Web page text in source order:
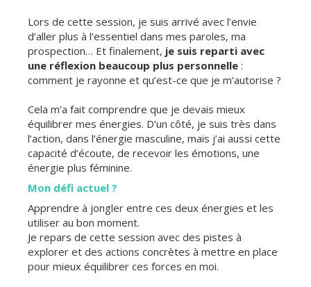
Lors de cette session, je suis arrivé avec l’envie
d’aller plus à l’essentiel dans mes paroles, ma
prospection… Et finalement, je suis reparti avec
une réflexion beaucoup plus personnelle :
comment je rayonne et qu’est-ce que je m’autorise ?
Cela m’a fait comprendre que je devais mieux
équilibrer mes énergies. D’un côté, je suis très dans
l’action, dans l’énergie masculine, mais j’ai aussi cette
capacité d’écoute, de recevoir les émotions, une
énergie plus féminine.
Mon défi actuel ?
Apprendre à jongler entre ces deux énergies et les
utiliser au bon moment.
Je repars de cette session avec des pistes à
explorer et des actions concrètes à mettre en place
pour mieux équilibrer ces forces en moi.